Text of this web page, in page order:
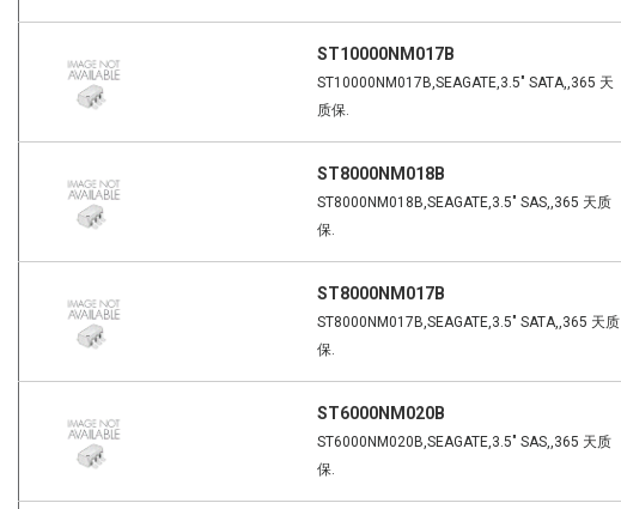
ST10000NM017B
ST10000NM017B,SEAGATE,3.5" SATA,,365 天
质保.
ST8000NM018B
ST8000NM018B,SEAGATE,3.5" SAS,,365 天质
保.
ST8000NM017B
ST8000NM017B,SEAGATE,3.5" SATA,,365 天质
保.
ST6000NM020B
ST6000NM020B,SEAGATE,3.5" SAS,,365 天质
保.